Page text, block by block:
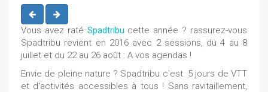
Vous avez raté Spadtribu cette année ? rassurez-vous
Spadtribu revient en 2016 avec 2 sessions, du 4 au 8
juillet et du 22 au 26 août : A vos agendas !
Envie de pleine nature ? Spadtribu c'est 5 jours de VTT
et d'activités accessibles à tous ! Sans ravitaillement,